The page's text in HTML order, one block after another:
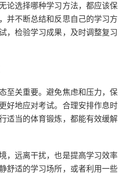
论选择哪种学习方法，都应该保
并不断总结和反思自己的学习方
，检验学习成果，及时调整复习
至关重要。避免焦虑和压力，保
好地应对考试。合理安排作息时
适当的体育锻炼，都能有效缓解
，远离干扰，也是提高学习效率
舒适的学习场所，或者利用一些